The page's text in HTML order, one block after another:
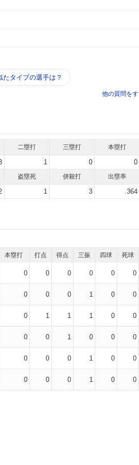
タイプの選手は？
他の質問を
二塁打 三塁打 本塁打
1 0 0
盗塁死 併殺打 出塁率
1 3 .364
本塁打 打点 得点 三振 四球 死球
0 0 0 0 0 0
0 0 0 1 0 0
0 1 1 1 0 0
0 0 1 0 0 0
0 0 0 1 0 0
0 0 0 1 0 0